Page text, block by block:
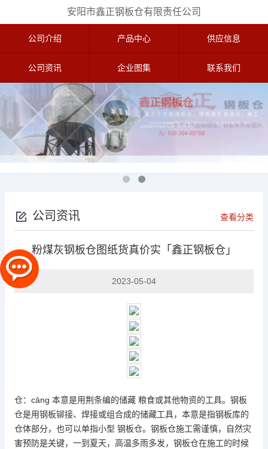
安阳市鑫正钢板仓有限责任公司
公司介绍 产品中心 供应信息
公司资讯 企业图集 联系我们
公司资讯 查看分类
粉煤灰钢板仓图纸货真价实「鑫正钢板仓」
2023-05-04
仓：cāng 本意是用荆条编的储藏 粮食或其他物资的工具。 钢板
仓是用钢板铆接、焊接或组合成的储藏工具，本意是指钢板库的
仓体部分，也可以单指小型 钢板仓。钢板仓施工需谨慎，自然灾
害预防是关键，一到夏天，高温多雨多发，钢板仓在施工的时候